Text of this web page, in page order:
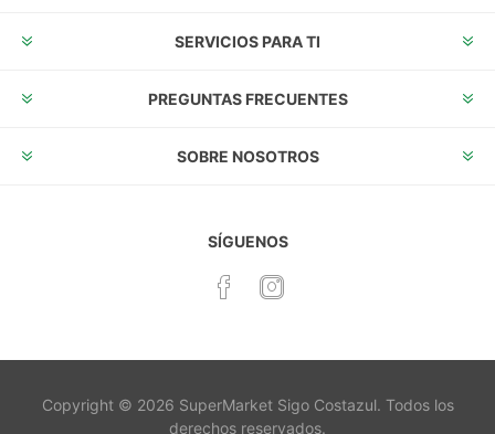
SERVICIOS PARA TI
PREGUNTAS FRECUENTES
SOBRE NOSOTROS
SÍGUENOS
Copyright © 2026 SuperMarket Sigo Costazul. Todos los
derechos reservados.